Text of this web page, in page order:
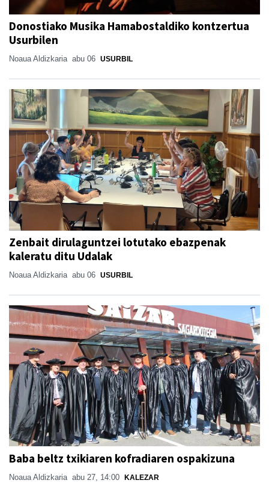
Donostiako Musika Hamabostaldiko kontzertua
Usurbilen
Noaua Aldizkaria abu 06 USURBIL
Zenbait dirulaguntzei lotutako ebazpenak
kaleratu ditu Udalak
Noaua Aldizkaria abu 06 USURBIL
Baba beltz txikiaren kofradiaren ospakizuna
Noaua Aldizkaria abu 27, 14:00 KALEZAR